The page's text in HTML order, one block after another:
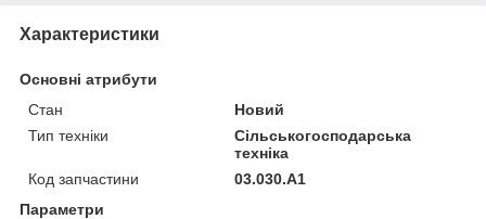
Характеристики
Основні атрибути
Стан
Новий
Тип техніки
Сільськогосподарська
техніка
Код запчастини
03.030.А1
Параметри